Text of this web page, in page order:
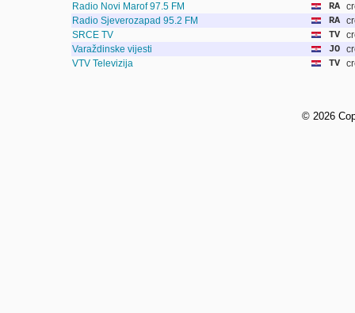
Radio Novi Marof 97.5 FM
RA
Radio Sjeverozapad 95.2 FM
RA
SRCE TV
TV
Varaždinske vijesti
JO
VTV Televizija
TV
© 2026